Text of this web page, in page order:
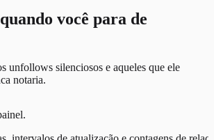
você para de
unfollows silenciosos e aqueles que ele
notaria.